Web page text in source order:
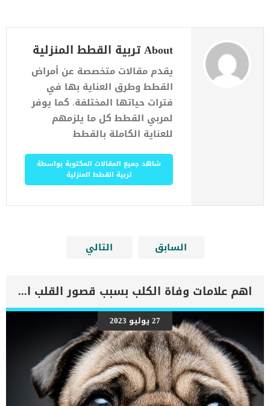
About تربية القطط المنزلية
يقدم مقالات متخصصة عن أمراض
القطط وطرق العناية بها في
فترات حياتها المختلفة. كما يوفر
لمربي القطط كل ما يلزمهم
للعناية الكاملة بالقطط
شاهد جميع المقالات المكتوبة بواسطة
تربية القطط المنزلية
السابق التالي
اهم علامات وفاة الكلب بسبب قصور القلب الاحتقانى
27 يوليو 2023